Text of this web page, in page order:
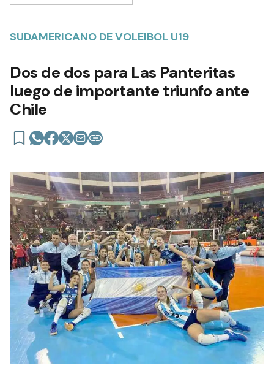
SUDAMERICANO DE VOLEIBOL U19
Dos de dos para Las Panteritas
luego de importante triunfo ante
Chile